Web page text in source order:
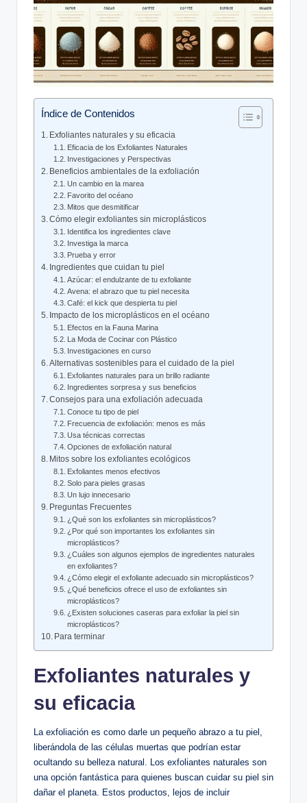
Índice de Contenidos
Exfoliantes naturales y su eficacia
Eficacia de los Exfoliantes Naturales
Investigaciones y Perspectivas
Beneficios ambientales de la exfoliación
Un cambio en la marea
Favorito del océano
Mitos que desmitificar
Cómo elegir exfoliantes sin microplásticos
Identifica los ingredientes clave
Investiga la marca
Prueba y error
Ingredientes que cuidan tu piel
Azúcar: el endulzante de tu exfoliante
Avena: el abrazo que tu piel necesita
Café: el kick que despierta tu piel
Impacto de los microplásticos en el océano
Efectos en la Fauna Marina
La Moda de Cocinar con Plástico
Investigaciones en curso
Alternativas sostenibles para el cuidado de la piel
Exfoliantes naturales para un brillo radiante
Ingredientes sorpresa y sus beneficios
Consejos para una exfoliación adecuada
Conoce tu tipo de piel
Frecuencia de exfoliación: menos es más
Usa técnicas correctas
Opciones de exfoliación natural
Mitos sobre los exfoliantes ecológicos
Exfoliantes menos efectivos
Solo para pieles grasas
Un lujo innecesario
Preguntas Frecuentes
¿Qué son los exfoliantes sin microplásticos?
¿Por qué son importantes los exfoliantes sin
microplásticos?
¿Cuáles son algunos ejemplos de ingredientes naturales
en exfoliantes?
¿Cómo elegir el exfoliante adecuado sin microplásticos?
¿Qué beneficios ofrece el uso de exfoliantes sin
microplásticos?
¿Existen soluciones caseras para exfoliar la piel sin
microplásticos?
Para terminar
Exfoliantes naturales y
su eficacia
La exfoliación es como darle un pequeño abrazo a tu piel,
liberándola de las células muertas que podrían estar
ocultando su belleza natural. Los exfoliantes naturales son
una opción fantástica para quienes buscan cuidar su piel sin
dañar el planeta. Estos productos, lejos de incluir